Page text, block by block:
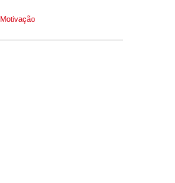
Motivação